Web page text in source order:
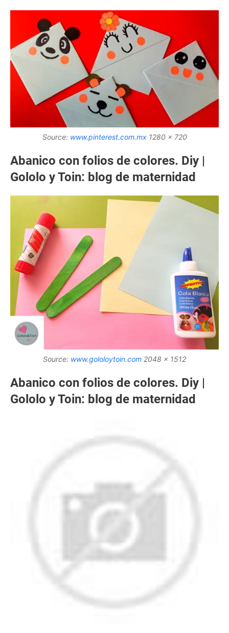
Source: www.pinterest.com.mx1280 x 720
Abanico con folios de colores. Diy |
Gololo y Toin: blog de maternidad
Source: www.gololoytoin.com 2048 x 1512
Abanico con folios de colores. Diy |
Gololo y Toin: blog de maternidad